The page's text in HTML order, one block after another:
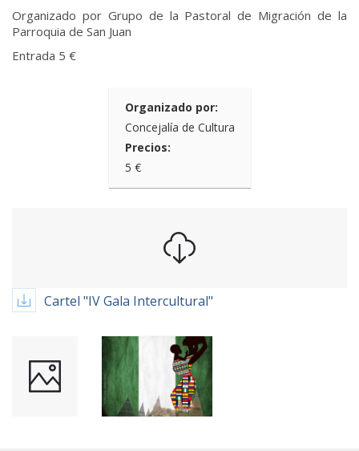
Organizado por Grupo de la Pastoral de Migración de la
Parroquia de San Juan
Entrada 5 €
Organizado por:
Concejalía de Cultura
Precios:
5 €
Cartel "IV Gala Intercultural"